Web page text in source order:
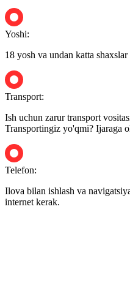
Yoshi:
18 yosh va undan katta
Transport:
Ish uchun zarur transport
Transportingiz yo'qmi? Ijaraga
Telefon:
Ilova bilan ishlash va
internet kerak.